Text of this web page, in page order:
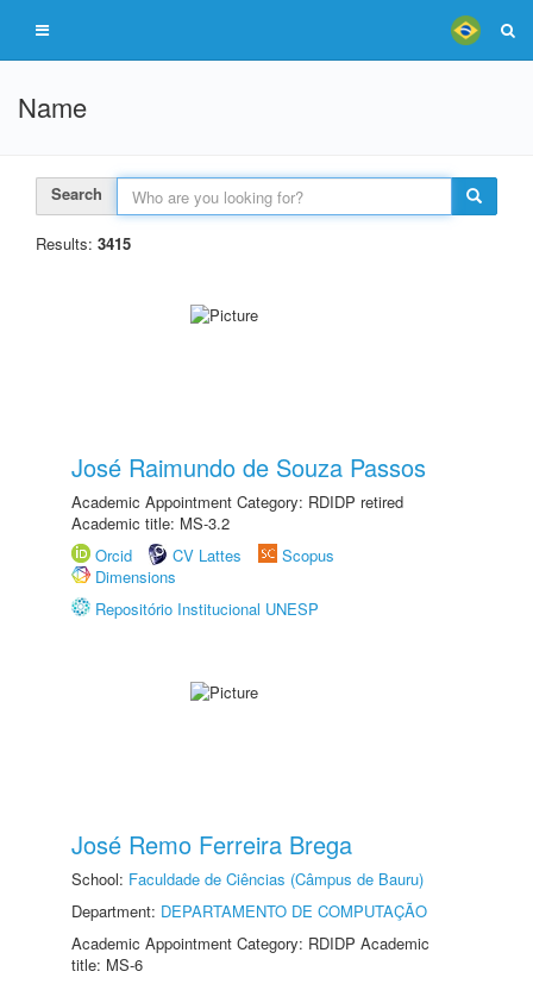
Name
Search
Results: 3415
José Raimundo de Souza Passos
Academic Appointment Category: RDIDP retired
Academic title: MS-3.2
Orcid
CV Lattes
Scopus
Dimensions
Repositório Institucional UNESP
José Remo Ferreira Brega
School: Faculdade de Ciências (Câmpus de Bauru)
Department: DEPARTAMENTO DE COMPUTAÇÃO
Academic Appointment Category: RDIDP Academic
title: MS-6